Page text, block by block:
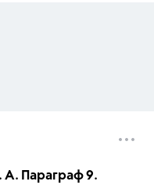
А. Параграф 9.